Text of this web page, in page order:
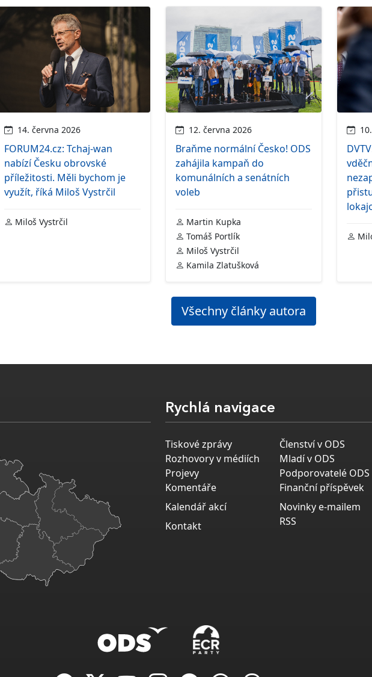
14. června 2026
FORUM24.cz: Tchaj-wan
nabízí Česku obrovské
příležitosti. Měli bychom je
využít, říká Miloš Vystrčil
Miloš Vystrčil
12. června 2026
Braňme normální Česko! ODS
zahájila kampaň do
komunálních a senátních
voleb
Martin Kupka
Tomáš Portlík
Miloš Vystrčil
Kamila Zlatušková
10.
Všechny články autora
Rychlá navigace
Tiskové zprávy
Rozhovory v médiích
Projevy
Komentáře
Kalendář akcí
Kontakt
Členství v ODS
Mladí v ODS
Podporovatelé ODS
Finanční příspěvek
Novinky e-mailem
RSS